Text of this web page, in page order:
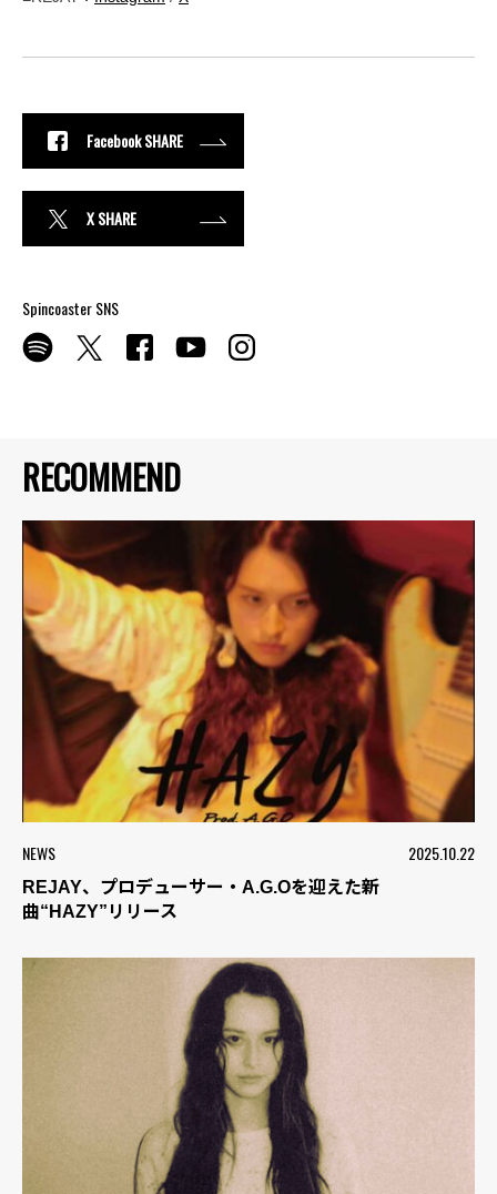
RECOMMEND
NEWS 2025.10.22
REJAY、プロデューサー・A.G.Oを迎えた新
曲“HAZY”リリース
Facebook SHARE
X SHARE
Spincoaster SNS